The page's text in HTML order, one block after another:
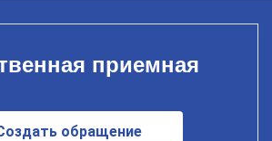
приемная
обращение